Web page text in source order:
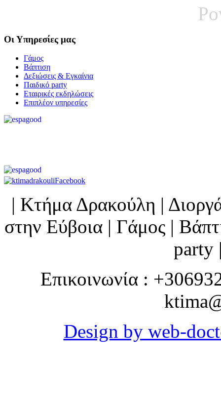
ΟιΥπηρεσίες μας
Γάμος
Βάπτιση
Δεξιώσεις & Εγκαίνια
Παιδικό party
Εταιρικές εκδηλώσεις
Επιπλέον υπηρεσίες
| Κτήμα Δρακούλη |
στην Εύβοια | Γάμος |
party
Επικοινωνία :
Design by web-